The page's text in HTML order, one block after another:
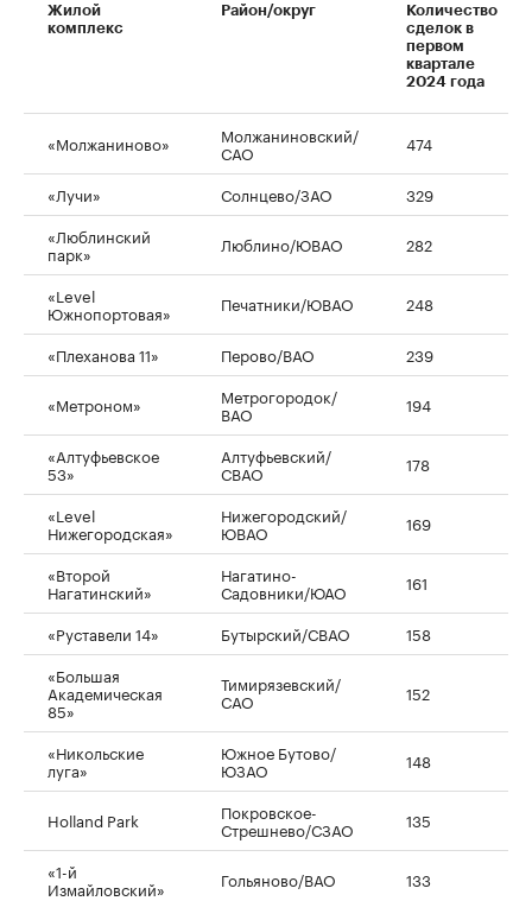
Жилой
комплекс
Район/округ
Количество
сделок в
первом
квартале
2024 года
«Молжаниново» Молжаниновский/
САО 474
«Лучи» Солнцево/ЗАО
329
«Люблинский
парк» Люблино/ЮВАО 282
«Level
Южнопортовая» Печатники/ЮВАО 248
«Плеханова 11» Перово/ВАО 239
«Метроном» Метрогородок/
ВАО 194
«Алтуфьевское
53»
Алтуфьевский/
СВАО 178
«Level
Нижегородская»
Нижегородский/
ЮВАО 169
«Второй
Нагатинский»
Нагатино-
Садовники/ЮАО 161
«Руставели 14» Бутырский/СВАО
158
«Большая
Академическая
85»
Тимирязевский/
САО 152
«Никольские
луга»
Южное Бутово/
ЮЗАО 148
Holland Park Покровское-
Стрешнево/СЗАО 135
«1-й
Измайловский» Гольяново/ВАО 133